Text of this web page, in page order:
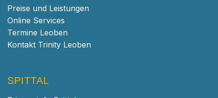
Preise und Leistungen
Online Services
Termine Leoben
Kontakt Trinity Leoben
SPITTAL